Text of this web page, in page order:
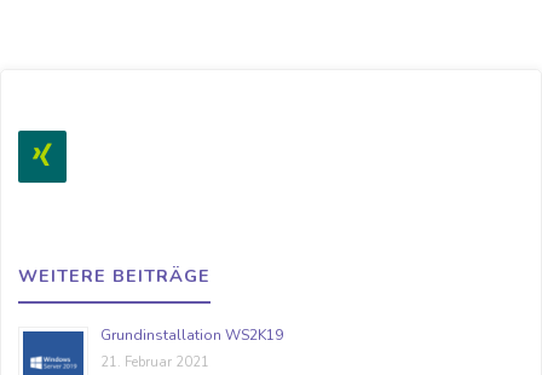
WEITERE BEITRÄGE
Grundinstallation WS2K19
21. Februar 2021